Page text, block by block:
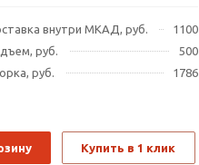
внутри МКАД, руб.
1100
руб.
500
руб.
1786
Купить в 1 клик